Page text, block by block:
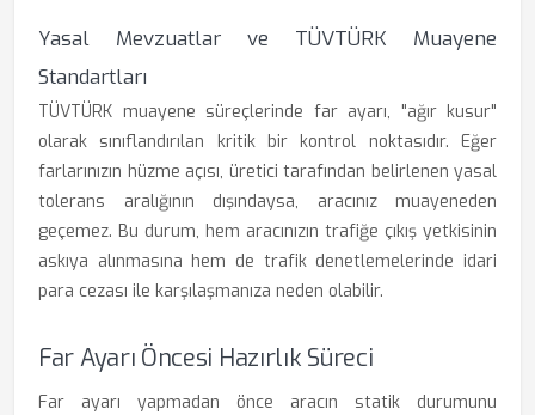
Yasal Mevzuatlar ve TÜVTÜRK Muayene
Standartları
TÜVTÜRK muayene süreçlerinde far ayarı, "ağır kusur"
olarak sınıflandırılan kritik bir kontrol noktasıdır. Eğer
farlarınızın hüzme açısı, üretici tarafından belirlenen yasal
tolerans aralığının dışındaysa, aracınız muayeneden
geçemez. Bu durum, hem aracınızın trafiğe çıkış yetkisinin
askıya alınmasına hem de trafik denetlemelerinde idari
para cezası ile karşılaşmanıza neden olabilir.
Far Ayarı Öncesi Hazırlık Süreci
Far ayarı yapmadan önce aracın statik durumunu